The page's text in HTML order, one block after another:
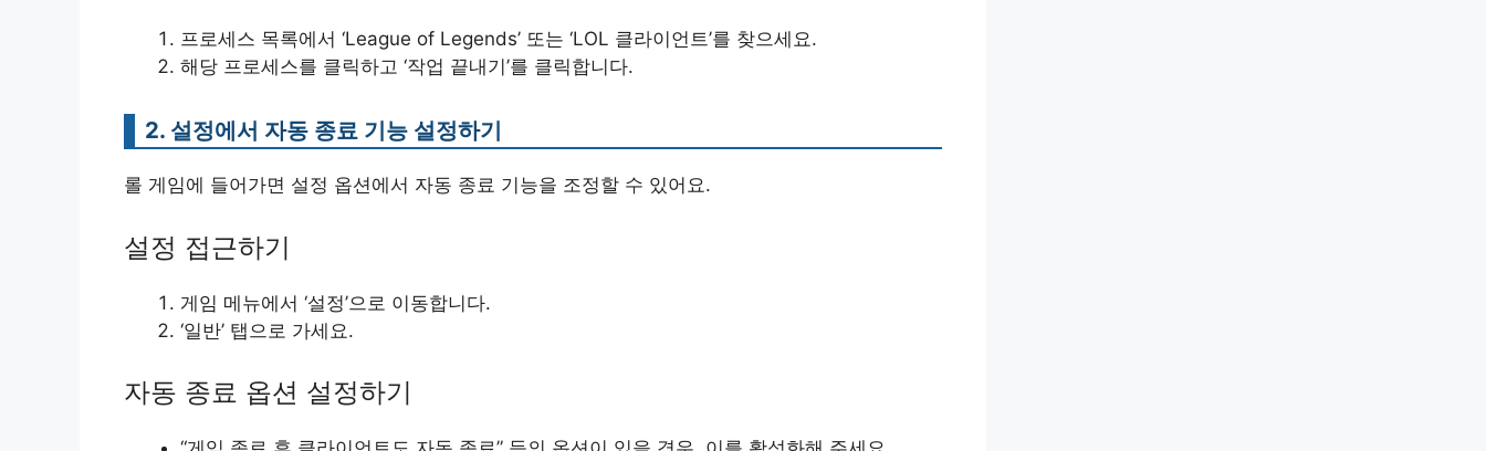
프로세스 목록에서 ‘League of Legends’ 또는 ‘LOL 클라이언트’를 찾으세요.
해당 프로세스를 클릭하고 ‘작업 끝내기’를 클릭합니다.
2. 설정에서 자동 종료 기능 설정하기
롤 게임에 들어가면 설정 옵션에서 자동 종료 기능을 조정할 수 있어요.
설정 접근하기
게임 메뉴에서 ‘설정’으로 이동합니다.
‘일반’ 탭으로 가세요.
자동 종료 옵션 설정하기